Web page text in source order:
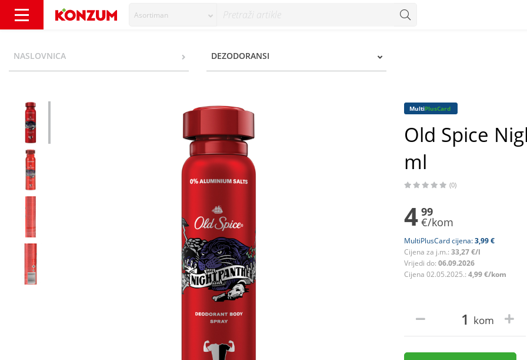
Asortiman
NASLOVNICA DEZODORANSI
MultiPlusCard
Old Spice
ml
(0)
4 99
€/kom
MultiPlusCard cijena:3,99 €
Cijena za j.m.: 33,27 €/l
Vrijedi do: 06.09.2026
Cijena 02.05.2025.: 4,99 €/kom
kom